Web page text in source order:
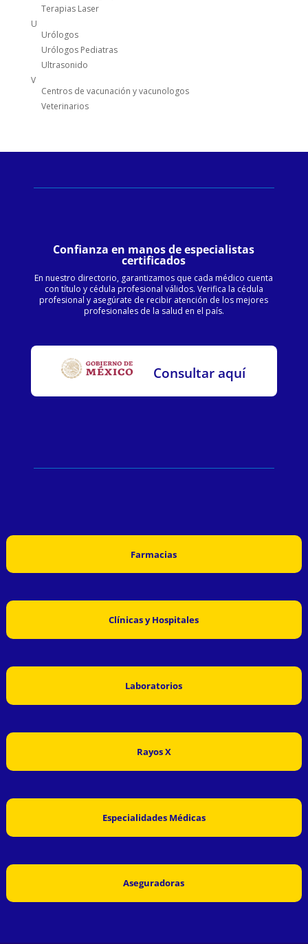
Terapias Laser
U
Urólogos
Urólogos Pediatras
Ultrasonido
V
Centros de vacunación y vacunologos
Veterinarios
Confianza en manos de especialistas
certificados
En nuestro directorio, garantizamos que cada médico cuenta
con título y cédula profesional válidos. Verifica la cédula
profesional y asegúrate de recibir atención de los mejores
profesionales de la salud en el país.
Consultar aquí
Farmacias
Clínicas y Hospitales
Laboratorios
Rayos X
Especialidades Médicas
Aseguradoras